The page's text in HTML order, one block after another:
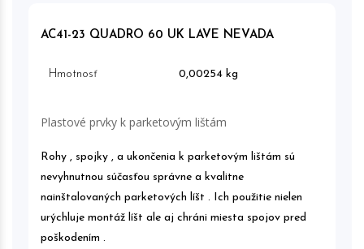
AC41-23 QUADRO 60 UK LAVE NEVADA
Hmotnosť 0,00254 kg
Plastové prvky k parketovým lištám
Rohy , spojky , a ukončenia k parketovým lištám sú
nevyhnutnou súčasťou správne a kvalitne
nainštalovaných parketových líšt . Ich použitie nielen
urýchluje montáž líšt ale aj chráni miesta spojov pred
poškodením .